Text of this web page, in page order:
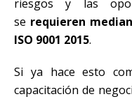
riesgos y las
se requieren
ISO 9001 2015.
Si ya hace esto
capacitación de